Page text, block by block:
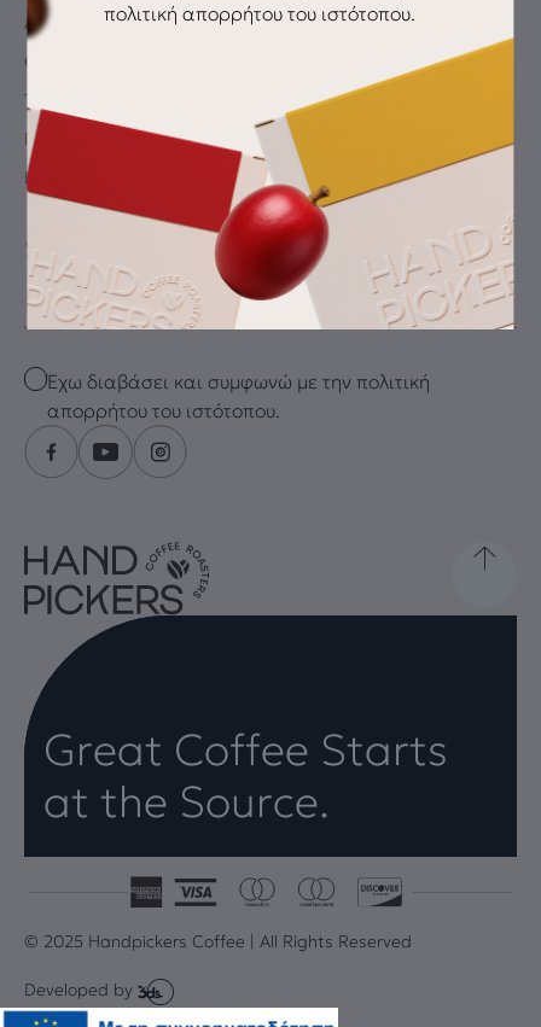
πολιτική απορρήτου του ιστότοπου.
Αγαπημένα
Oλοκλήρωση αγοράς
Τρόποι Πληρωμής
Παράδοση / Αποστολή
Επιστροφές
SUBSCRIBE FOR THE LATEST DRIP
Email
Checkbox
Έχω διαβάσει και συμφωνώ με την πολιτική
απορρήτου του ιστότοπου.
Great Coffee Starts
at the Source.
© 2025 Handpickers Coffee | All Rights Reserved
Developed by